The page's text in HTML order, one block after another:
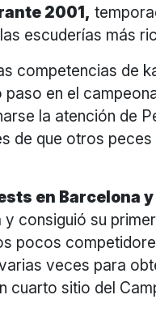
2001,
escuderías más
competencias de
en el
la atención de
de que otros
en Barcelona
y consiguió su
pocos
veces para
cuarto sitio del